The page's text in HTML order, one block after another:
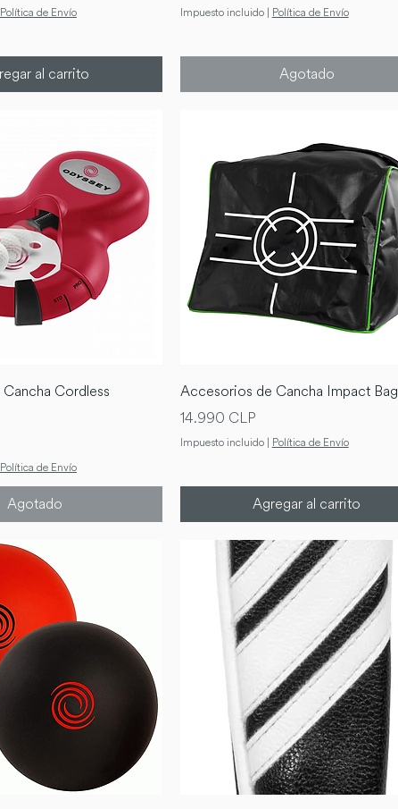
Política de Envío
al carrito
Impuesto incluido| Política de Envío
Agotado
Cordless
Política de Envío
Agotado
Accesorios de Cancha Impact Bag
Precio
14.990 CLP
Impuesto incluido| Política de Envío
Agregar al carrito